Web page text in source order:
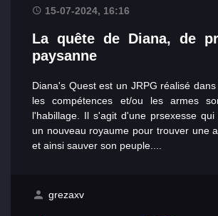
15-07-2024, 16:16
La quête de Diana, de
paysanne
Diana's Quest est un JRPG réalisé
les compétences et/ou les armes
l'habillage. Il s'agit d'une prsexesse
un nouveau royaume pour trouver une
et ainsi sauver son peuple.​...
grezaxv